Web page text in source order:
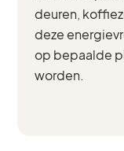
deuren,
deze
op bepaalde
worden.